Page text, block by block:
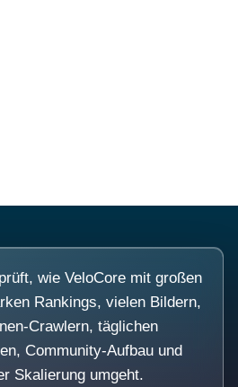
wie VeloCore mit großen
Rankings, vielen Bildern,
Crawlern, täglichen
Community-Aufbau und
Skalierung umgeht.